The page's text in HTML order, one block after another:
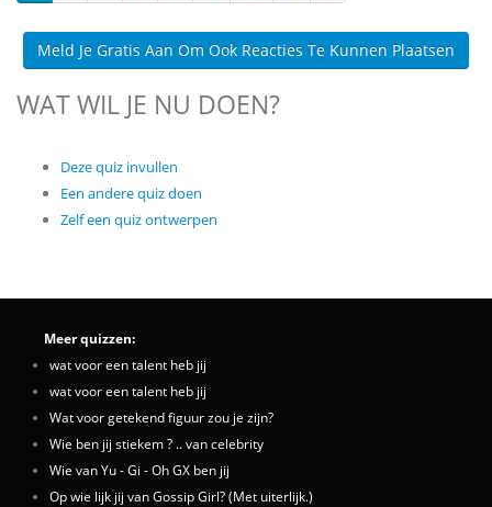
Meld Je Gratis Aan Om Ook Reacties Te Kunnen Plaatsen
WAT WIL JE NU DOEN?
Deze quiz invullen
Een andere quiz doen
Zelf een quiz ontwerpen
Meer quizzen:
wat voor een talent heb jij
wat voor een talent heb jij
Wat voor getekend figuur zou je zijn?
Wie ben jij stiekem ? .. van celebrity
Wie van Yu - Gi - Oh GX ben jij
Op wie lijk jij van Gossip Girl? (Met uiterlijk.)